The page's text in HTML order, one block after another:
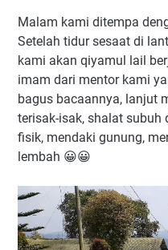
Malam kami ditempa
Setelah tidur sesaat di
kami akan qiyamul lail
imam dari mentor kami
bagus bacaannya, lanjut
terisak-isak, shalat
fisik, mendaki gunung,
lembah 😀😀